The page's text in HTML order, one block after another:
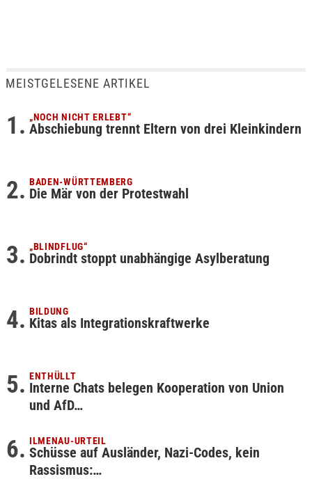
MEISTGELESENE ARTIKEL
„NOCH NICHT ERLEBT“
Abschiebung trennt Eltern von drei Kleinkindern
BADEN-WÜRTTEMBERG
Die Mär von der Protestwahl
„BLINDFLUG“
Dobrindt stoppt unabhängige Asylberatung
BILDUNG
Kitas als Integrationskraftwerke
ENTHÜLLT
Interne Chats belegen Kooperation von Union
und AfD…
ILMENAU-URTEIL
Schüsse auf Ausländer, Nazi-Codes, kein
Rassismus:…